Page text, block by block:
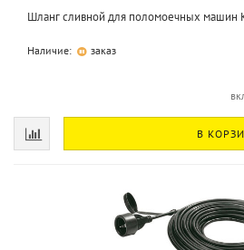
Шланг сливной для поломоечных машин
Наличие: заказ
В